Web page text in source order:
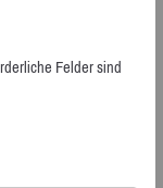
Felder sind